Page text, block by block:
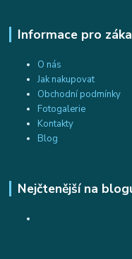
Informace pro
O nás
Jak nakupovat
Obchodní podmínky
Fotogalerie
Kontakty
Blog
Nejčtenější na